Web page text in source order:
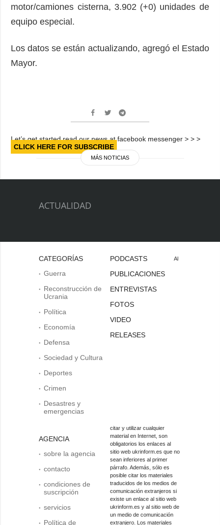
motor/camiones cisterna, 3.902 (+0) unidades de
equipo especial.
Los datos se están actualizando, agregó el Estado
Mayor.
Let’s get started read our news at facebook messenger > > >
CLICK HERE FOR SUBSCRIBE
MÁS NOTICIAS
ACTUALIDAD
CATEGORÍAS
Guerra
Reconstrucción de
Ucrania
Política
Economía
Defensa
Sociedad y Cultura
Deportes
Crimen
Desastres y
emergencias
AGENCIA
sobre la agencia
contacto
condiciones de
suscripción
servicios
Política de
PODCASTS
PUBLICACIONES
ENTREVISTAS
FOTOS
VIDEO
RELEASES
Al
citar y utilizar cualquier
material en Internet, son
obligatorios los enlaces al
sitio web ukrinform.es que no
sean inferiores al primer
párrafo. Además, sólo es
posible citar los materiales
traducidos de los medios de
comunicación extranjeros si
existe un enlace al sitio web
ukrinform.es y al sitio web de
un medio de comunicación
extranjero. Los materiales